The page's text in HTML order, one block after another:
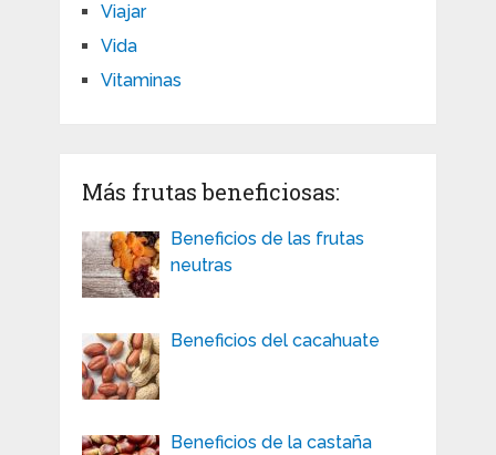
Viajar
Vida
Vitaminas
Más frutas beneficiosas:
Beneficios de las frutas
neutras
Beneficios del cacahuate
Beneficios de la castaña